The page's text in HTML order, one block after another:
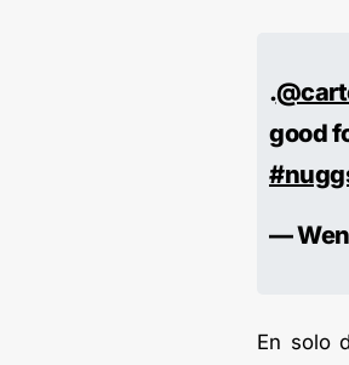
.
good
—
En solo